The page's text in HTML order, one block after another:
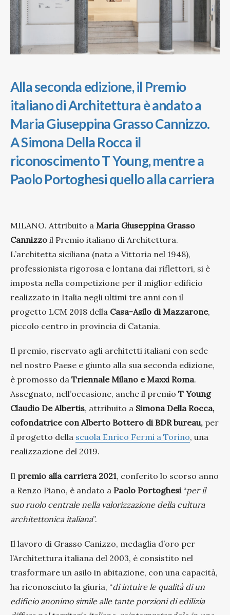
Alla seconda edizione, il Premio
italiano di Architettura è andato a
Maria Giuseppina Grasso Cannizzo.
A Simona Della Rocca il
riconoscimento T Young, mentre a
Paolo Portoghesi quello alla carriera
MILANO. Attribuito a Maria Giuseppina Grasso
Cannizzo il Premio italiano di Architettura.
L’architetta siciliana (nata a Vittoria nel 1948),
professionista rigorosa e lontana dai riflettori, si è
imposta nella competizione per il miglior edificio
realizzato in Italia negli ultimi tre anni con il
progetto LCM 2018 della Casa-Asilo di Mazzarone,
piccolo centro in provincia di Catania.
Il premio, riservato agli architetti italiani con sede
nel nostro Paese e giunto alla sua seconda edizione,
è promosso da Triennale Milano e Maxxi Roma.
Assegnato, nell’occasione, anche il premio T Young
Claudio De Albertis, attribuito a Simona Della Rocca,
cofondatrice con Alberto Bottero di BDR bureau, per
il progetto della scuola Enrico Fermi a Torino, una
realizzazione del 2019.
Il premio alla carriera 2021, conferito lo scorso anno
a Renzo Piano, è andato a Paolo Portoghesi “per il
suo ruolo centrale nella valorizzazione della cultura
architettonica italiana”.
Il lavoro di Grasso Canizzo, medaglia d’oro per
l’Architettura italiana del 2003, è consistito nel
trasformare un asilo in abitazione, con una capacità,
ha riconosciuto la giuria, “di intuire le qualità di un
edificio anonimo simile alle tante porzioni di edilizia